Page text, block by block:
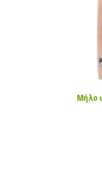
Μήλο